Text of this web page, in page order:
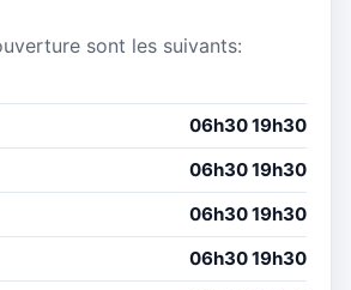
sont les suivants:
06h30 19h30
06h30 19h30
06h30 19h30
06h30 19h30